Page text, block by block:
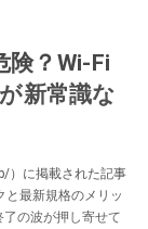
険？Wi-Fi
新常識な
）に掲載された記事
と最新規格のメリッ
了の波が押し寄せて